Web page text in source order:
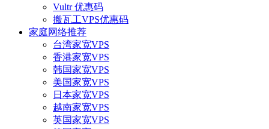
Vultr 优惠码
搬瓦工VPS优惠码
家庭网络推荐
台湾家宽VPS
香港家宽VPS
韩国家宽VPS
美国家宽VPS
日本家宽VPS
越南家宽VPS
英国家宽VPS